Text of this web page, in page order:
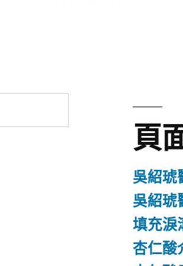
頁
吳紹琥
吳紹琥
填充淚
杏仁酸